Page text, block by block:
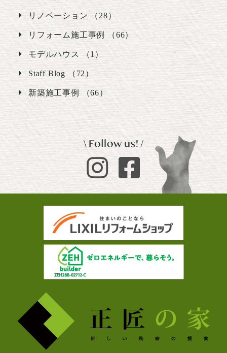
リノベーション （28）
リフォーム施工事例 （66）
モデルハウス （1）
Staff Blog （72）
新築施工事例 （66）